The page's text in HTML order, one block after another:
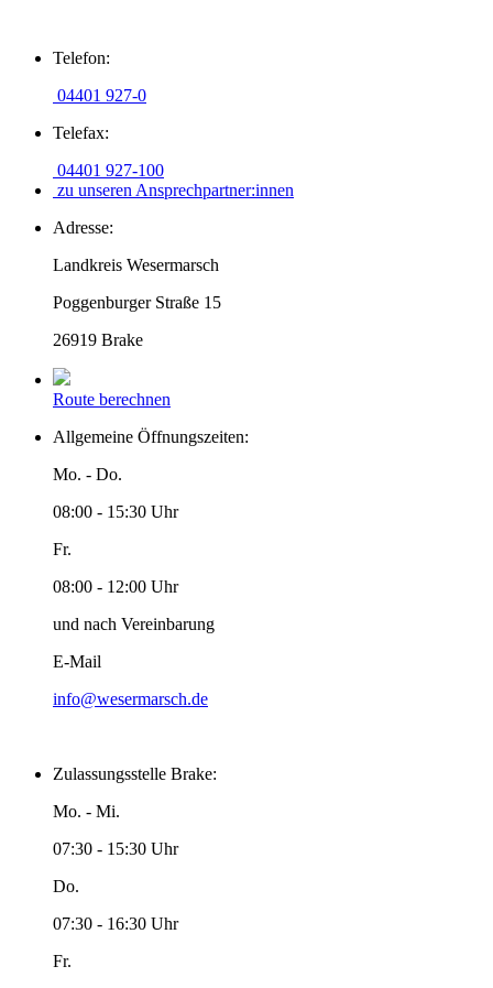
Inhalt
Telefon:
04401 927-0
Telefax:
04401 927-100
zu unseren Ansprechpartner:innen
Adresse:
Landkreis Wesermarsch
Poggenburger Straße 15
26919 Brake
Route berechnen
Allgemeine Öffnungszeiten:
Mo. - Do.
08:00 - 15:30 Uhr
Fr.
08:00 - 12:00 Uhr
und nach Vereinbarung
E-Mail
info@wesermarsch.de
Zulassungsstelle Brake:
Mo. - Mi.
07:30 - 15:30 Uhr
Do.
07:30 - 16:30 Uhr
Fr.